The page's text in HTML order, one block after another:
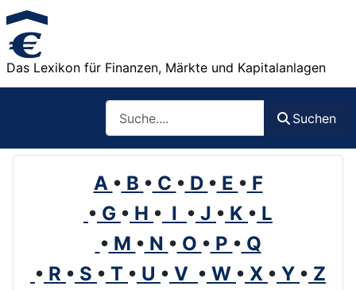
Das Lexikon für Finanzen, Märkte und Kapitalanlagen
Suchen
A • B • C • D • E • F
• G • H • I • J • K • L
• M • N • O • P • Q
• R • S • T • U • V • W • X • Y • Z